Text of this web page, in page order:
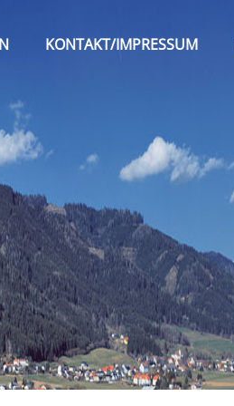
KONTAKT/IMPRESSUM